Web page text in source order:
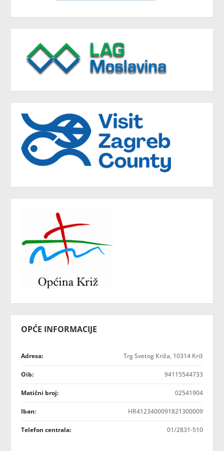
OPĆE INFORMACIJE
Adresa: Trg Svetog Križa, 10314 Križ
Oib: 94115544733
Matični broj: 02541904
Iban: HR4123400091821300009
Telefon centrala: 01/2831-510